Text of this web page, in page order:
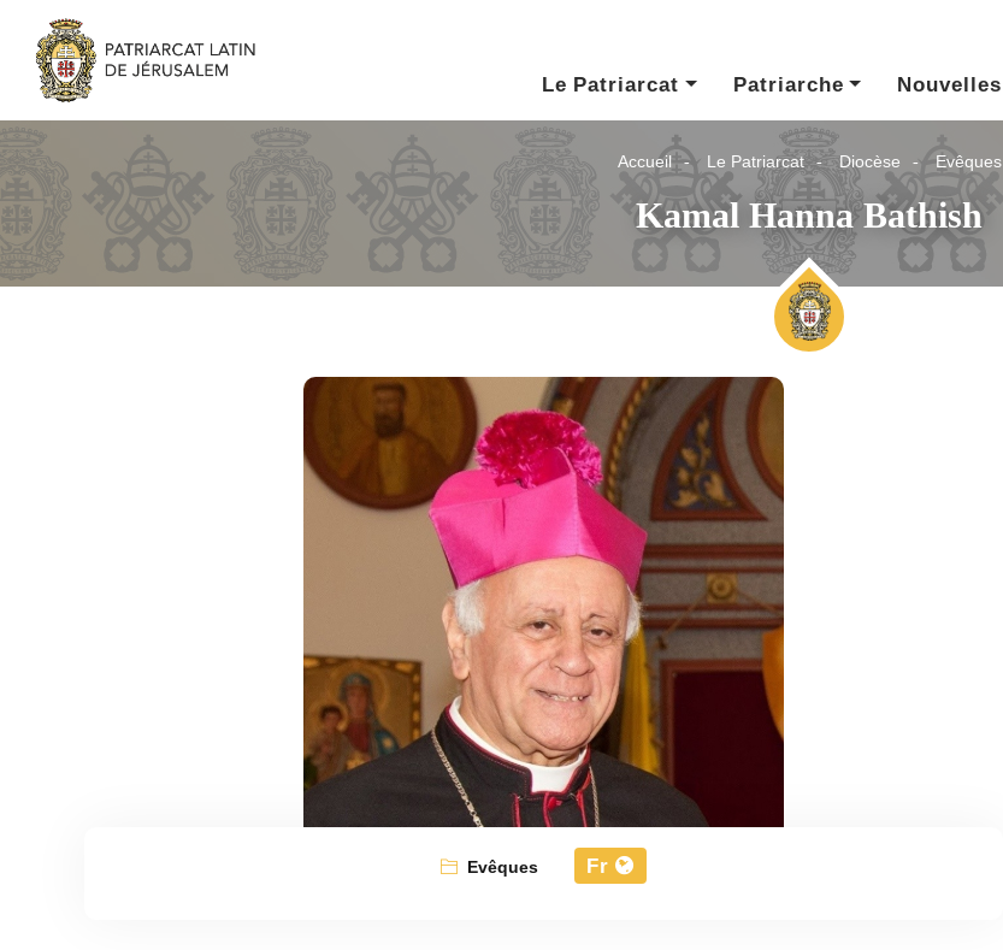
Le Patriarcat
Patriarche Nouvelles
Accueil Le Patriarcat Diocèse Evêques
Kamal Hanna Bathish
Evêques Fr